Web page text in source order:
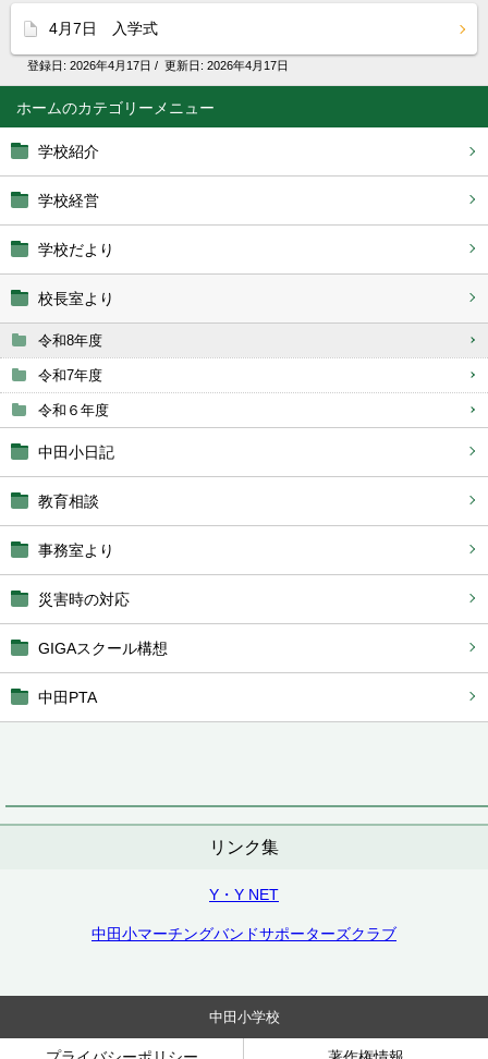
ホーム
学校紹介
学校経営
学校だより
校長室より
令和8年度
令和7年度
令和６年度
中田小日記
教育相談
事務室より
災害時の対応
GIGAスクール構想
中田PTA
リンク集
Y・Y NET
中田小マーチングバンドサポーターズクラブ
4月7日 入学式
登録日: 2026年4月17日 / 更新日: 2026年4月17日
中田小学校